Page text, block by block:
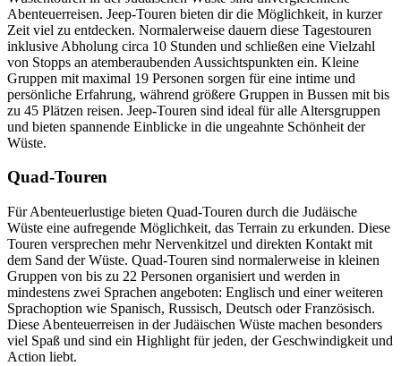
Abenteuerreisen. Jeep-Touren bieten dir die Möglichkeit, in kurzer
Zeit viel zu entdecken. Normalerweise dauern diese Tagestouren
inklusive Abholung circa 10 Stunden und schließen eine Vielzahl
von Stopps an atemberaubenden Aussichtspunkten ein. Kleine
Gruppen mit maximal 19 Personen sorgen für eine intime und
persönliche Erfahrung, während größere Gruppen in Bussen mit bis
zu 45 Plätzen reisen. Jeep-Touren sind ideal für alle Altersgruppen
und bieten spannende Einblicke in die ungeahnte Schönheit der
Wüste.
Quad-Touren
Für Abenteuerlustige bieten Quad-Touren durch die Judäische
Wüste eine aufregende Möglichkeit, das Terrain zu erkunden. Diese
Touren versprechen mehr Nervenkitzel und direkten Kontakt mit
dem Sand der Wüste. Quad-Touren sind normalerweise in kleinen
Gruppen von bis zu 22 Personen organisiert und werden in
mindestens zwei Sprachen angeboten: Englisch und einer weiteren
Sprachoption wie Spanisch, Russisch, Deutsch oder Französisch.
Diese Abenteuerreisen in der Judäischen Wüste machen besonders
viel Spaß und sind ein Highlight für jeden, der Geschwindigkeit und
Action liebt.